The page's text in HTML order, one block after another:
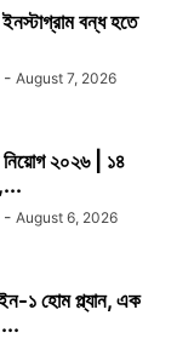
বন্ধ হতে
- August 7, 2026
২০২৬ | ১৪
- August 6, 2026
১ হোম প্ল্যান, এক